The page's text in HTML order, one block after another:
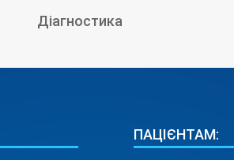
Діагностика
ПАЦІЄНТАМ: